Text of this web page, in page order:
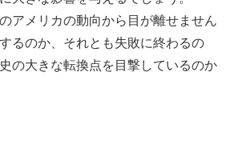
アメリカの動向から目が離せません
るのか、それとも失敗に終わるの
の大きな転換点を目撃しているのか